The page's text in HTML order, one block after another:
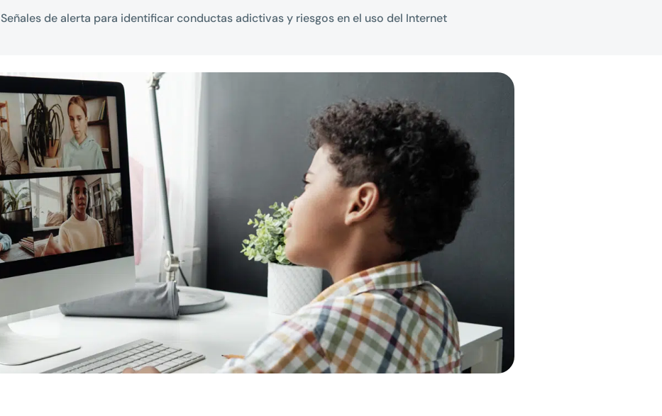
Señales de alerta para identificar conductas adictivas y riesgos en el uso del Internet